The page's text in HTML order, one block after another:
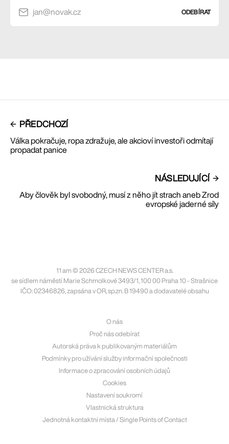
jan@novak.cz ODEBÍRAT
PŘEDCHOZÍ
Válka pokračuje, ropa zdražuje, ale akcioví investoři odmítají
propadat panice
NÁSLEDUJÍCÍ
Aby člověk byl svobodný, musí z něho jít strach aneb Zrod
evropské jaderné síly
11 am © 2026 CZECH NEWS CENTER a.s.
se sídlem náměstí Marie Schmolkové 3493/1, 100 00 Praha 10 - Strašnice
IČO: 02346826, zapsána v OR, sp.zn. B 19490 a dodavatelé obsahu
O nás
Proč nás odebírat
Autorská práva k publikovaným materiálům
Podmínky pro užívání služby informační společnosti
Informace o zpracování osobních údajů
Cookies
Nastavení soukromí
Vlastnická struktura
Jednotná kontaktní místa / Single Points of Contact